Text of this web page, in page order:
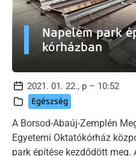
Napelem park
kórházban
2021. 01. 22., p – 10:52
Egészség
A Borsod-Abaúj-Zemplén
Egyetemi Oktatókórház
park építése kezdődött